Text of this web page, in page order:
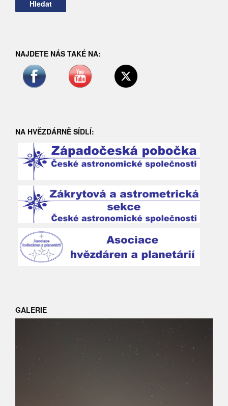
NAJDETE NÁS TAKÉ NA:
NA HVĚZDÁRNĚ SÍDLÍ:
GALERIE